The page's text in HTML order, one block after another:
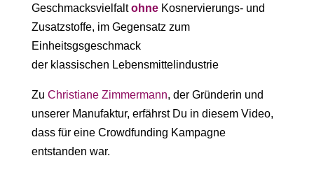
GeschmacksvielfaltohneKosnervierungs- und
Zusatzstoffe, im Gegensatz zum
Einheitsgsgeschmack
der klassischen Lebensmittelindustrie
Zu Christiane Zimmermann, der Gründerin und
unserer Manufaktur, erfährst Du in diesem Video,
dass für eine Crowdfunding Kampagne
entstanden war.
Laden
akzept
ieren
Daten